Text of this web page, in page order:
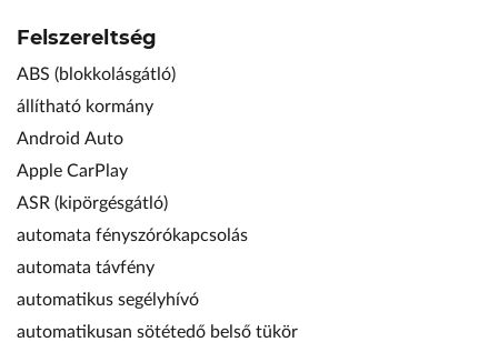
Felszereltség
ABS (blokkolásgátló)
állítható kormány
Android Auto
Apple CarPlay
ASR (kipörgésgátló)
automata fényszórókapcsolás
automata távfény
automatikus segélyhívó
automatikusan sötétedő belső tükör